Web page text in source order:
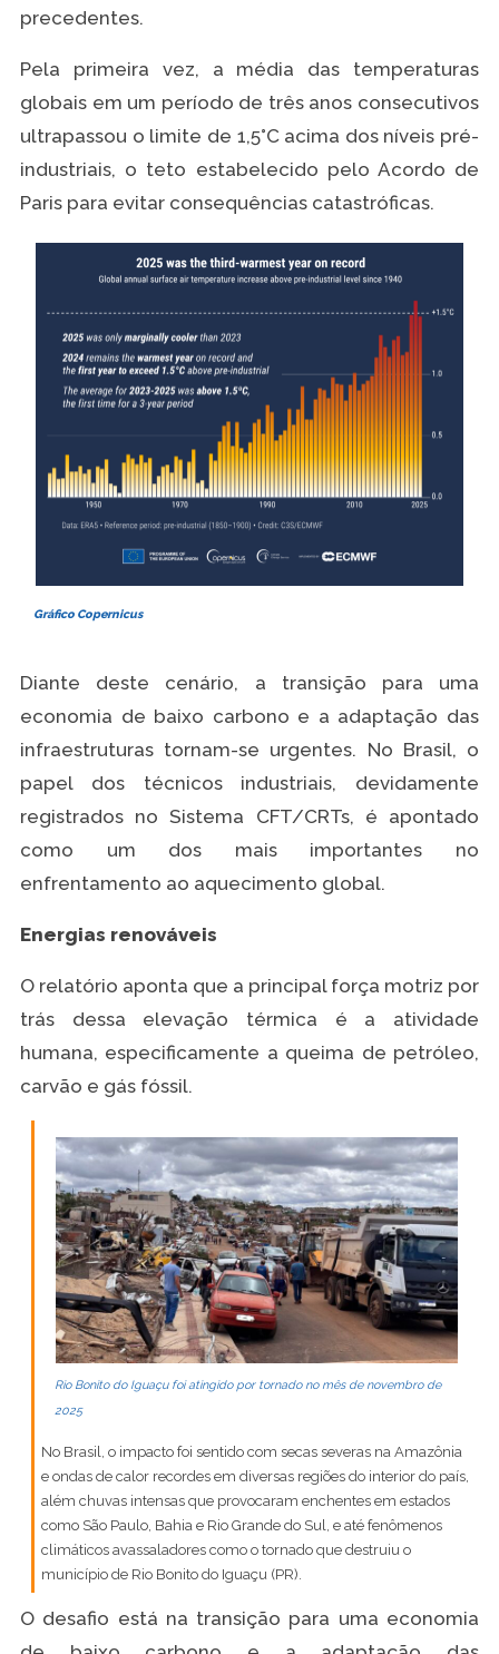
precedentes.
Pela primeira vez, a média das temperaturas
globais em um período de três anos consecutivos
ultrapassou o limite de 1,5°C acima dos níveis pré-
industriais, o teto estabelecido pelo Acordo de
Paris para evitar consequências catastróficas.
Gráfico Copernicus
Diante deste cenário, a transição para uma
economia de baixo carbono e a adaptação das
infraestruturas tornam-se urgentes. No Brasil, o
papel dos técnicos industriais, devidamente
registrados no Sistema CFT/CRTs, é apontado
como um dos mais importantes no
enfrentamento ao aquecimento global.
Energias renováveis
O relatório aponta que a principal força motriz por
trás dessa elevação térmica é a atividade
humana, especificamente a queima de petróleo,
carvão e gás fóssil.
Rio Bonito do Iguaçu foi atingido por tornado no mês de novembro de
2025
No Brasil, o impacto foi sentido com secas severas na Amazônia
e ondas de calor recordes em diversas regiões do interior do país,
além chuvas intensas que provocaram enchentes em estados
como São Paulo, Bahia e Rio Grande do Sul, e até fenômenos
climáticos avassaladores como o tornado que destruiu o
município de Rio Bonito do Iguaçu (PR).
O desafio está na transição para uma economia